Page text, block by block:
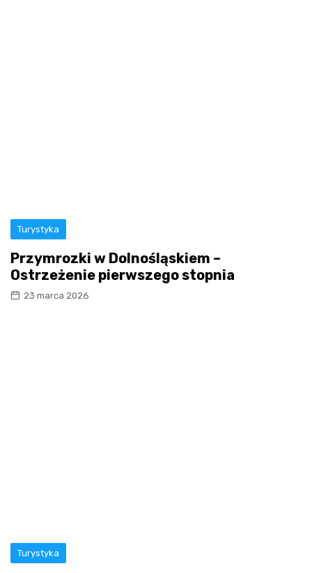
Turystyka
Przymrozki w Dolnośląskiem –
Ostrzeżenie pierwszego stopnia
23 marca 2026
Turystyka